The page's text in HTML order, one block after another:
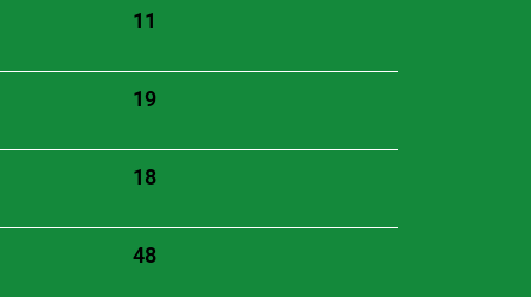
11
19
18
48